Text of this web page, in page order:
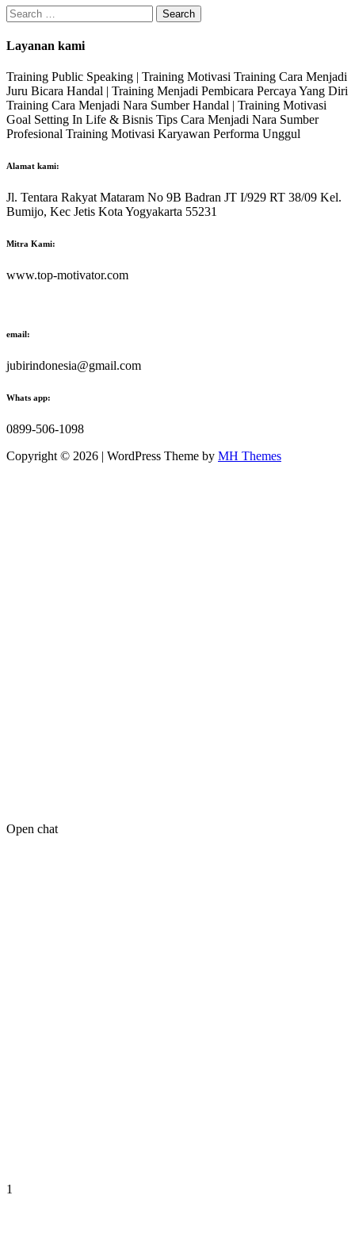
Search
for:
Layanan kami
Training Public Speaking | Training Motivasi Training Cara Menjadi
Juru Bicara Handal | Training Menjadi Pembicara Percaya Yang Diri
Training Cara Menjadi Nara Sumber Handal | Training Motivasi
Goal Setting In Life & Bisnis Tips Cara Menjadi Nara Sumber
Profesional Training Motivasi Karyawan Performa Unggul
Alamat kami:
Jl. Tentara Rakyat Mataram No 9B Badran JT I/929 RT 38/09 Kel.
Bumijo, Kec Jetis Kota Yogyakarta 55231
Mitra Kami:
www.top-motivator.com
email:
jubirindonesia@gmail.com
Whats app:
0899-506-1098
Copyright © 2026 | WordPress Theme by MH Themes
Open chat
1